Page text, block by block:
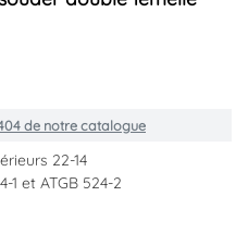
de notre catalogue
22-14
1 et ATGB 524-2